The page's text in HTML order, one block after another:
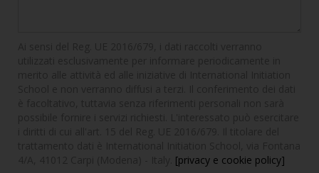
[privacy e cookie policy]